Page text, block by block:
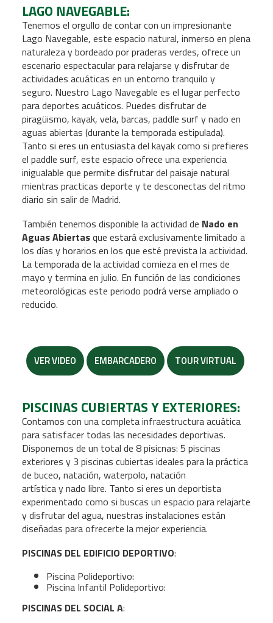
LAGO NAVEGABLE:
Tenemos el orgullo de contar con un impresionante
Lago Navegable, este espacio natural, inmerso en plena
naturaleza y bordeado por praderas verdes, ofrece un
escenario espectacular para relajarse y disfrutar de
actividades acuáticas en un entorno tranquilo y
seguro. Nuestro Lago Navegable es el lugar perfecto
para deportes acuáticos. Puedes disfrutar de
piragüismo, kayak, vela, barcas, paddle surf y nado en
aguas abiertas (durante la temporada estipulada).
Tanto si eres un entusiasta del kayak como si prefieres
el paddle surf, este espacio ofrece una experiencia
inigualable que permite disfrutar del paisaje natural
mientras practicas deporte y te desconectas del ritmo
diario sin salir de Madrid.
También tenemos disponible la actividad de Nado en
Aguas Abiertasque estará exclusivamente limitado a
los días y horarios en los que esté prevista la actividad.
La temporada de la actividad comieza en el mes de
mayo y termina en julio. En función de las condiciones
meteorológicas este periodo podrá verse ampliado o
reducido.
VER VIDEO EMBARCADERO TOUR VIRTUAL
PISCINAS CUBIERTAS Y EXTERIORES:
Contamos con una completa infraestructura acuática
para satisfacer todas las necesidades deportivas.
Disponemos de un total de 8 pisicnas: 5 piscinas
exteriores y 3 piscinas cubiertas ideales para la práctica
de buceo, natación, waterpolo, natación
artística y nado libre. Tanto si eres un deportista
experimentado como si buscas un espacio para relajarte
y disfrutar del agua, nuestras instalaciones están
diseñadas para ofrecerte la mejor experiencia.
PISCINAS DEL EDIFICIO DEPORTIVO:
Piscina Polideportivo:
Piscina Infantil Polideportivo:
PISCINAS DEL SOCIAL A: